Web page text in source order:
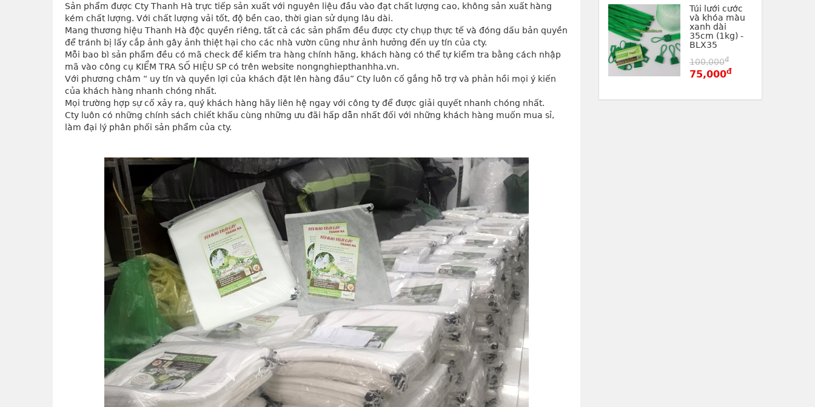
Sản phẩm được Cty Thanh Hà trực tiếp sản xuất với nguyên liệu đầu vào đạt chất lượng cao, không sản xuất hàng
kém chất lượng. Với chất lượng vải tốt, độ bền cao, thời gian sử dụng lâu dài.
Mang thương hiệu Thanh Hà độc quyền riêng, tất cả các sản phẩm đều được cty chụp thực tế và đóng dấu bản quyền
để tránh bị lấy cắp ảnh gây ảnh thiệt hại cho các nhà vườn cũng như ảnh hưởng đến uy tín của cty.
Mỗi bao bì sản phẩm đều có mã check để kiểm tra hàng chính hãng, khách hàng có thể tự kiểm tra bằng cách nhập
mã vào công cụ KIỂM TRA SỐ HIỆU SP có trên website nongnghiepthanhha.vn.
Với phương châm “ uy tín và quyền lợi của khách đặt lên hàng đầu” Cty luôn cố gắng hỗ trợ và phản hồi mọi ý kiến
của khách hàng nhanh chóng nhất.
Mọi trường hợp sự cố xảy ra, quý khách hàng hãy liên hệ ngay với công ty để được giải quyết nhanh chóng nhất.
Cty luôn có những chính sách chiết khấu cùng những ưu đãi hấp dẫn nhất đối với những khách hàng muốn mua sỉ,
làm đại lý phân phối sản phẩm của cty.
Túi lưới cước
và khóa màu
xanh dài
35cm (1kg) -
BLX35
100,000đ
75,000đ